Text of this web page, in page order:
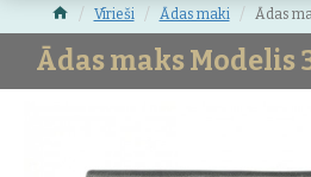
Vīrieši Ādas maki Ādas
Ādas maks Modelis